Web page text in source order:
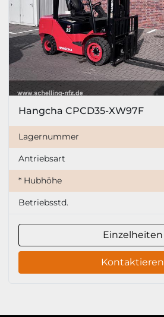
Hangcha CPCD35-XW97F
Lagernummer
Antriebsart
* Hubhöhe
Betriebsstd.
Einzelheiten
Kontaktieren